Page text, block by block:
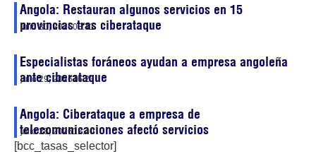
Angola: Restauran algunos servicios en 15
provincias tras ciberataque
julio 30, 202608:41
Especialistas foráneos ayudan a empresa angoleña
ante ciberataque
julio 29, 202616:23
Angola: Ciberataque a empresa de
telecomunicaciones afectó servicios
julio 28, 202612:40
[bcc_tasas_selector]